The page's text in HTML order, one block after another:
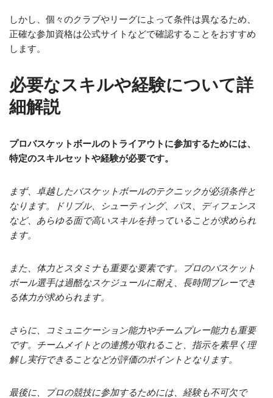
しかし、個々のクラブやリーグによって条件は異なるため、
正確な参加資格は公式サイトなどで確認することをおすすめ
します。
必要なスキルや経験について詳
細解説
プロバスケットボールのトライアウトに参加するためには、
特定のスキルセットや経験が必要です。
まず、卓越したバスケットボールのテクニックが必須条件と
なります。ドリブル、シューティング、パス、ディフェンス
など、あらゆる面で高いスキルを持っていることが求められ
ます。
また、体力とスタミナも重要な要素です。プロのバスケット
ボール選手は過酷なスケジュールに耐え、長時間プレーでき
る体力が求められます。
さらに、コミュニケーション能力やチームプレー能力も重要
です。チームメイトとの連携が取れること、指示を素早く理
解し実行できることなどが評価のポイントとなります。
最後に、プロの競技に参加するためには、経験も不可欠で